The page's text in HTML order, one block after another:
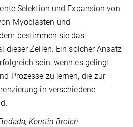
Selektion und Expansion von
Myoblasten und
bestimmen sie das
dieser Zellen. Ein solcher Ansatz
sein, wenn es gelingt,
Prozesse zu lernen, die zur
in verschiedene
Kerstin Broich